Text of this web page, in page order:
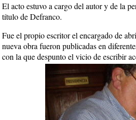
El acto estuvo a cargo del autor y de la
título de Defranco.
Fue el propio escritor el encargado de
nueva obra fueron publicadas en
con la que despunto el vicio de escribir